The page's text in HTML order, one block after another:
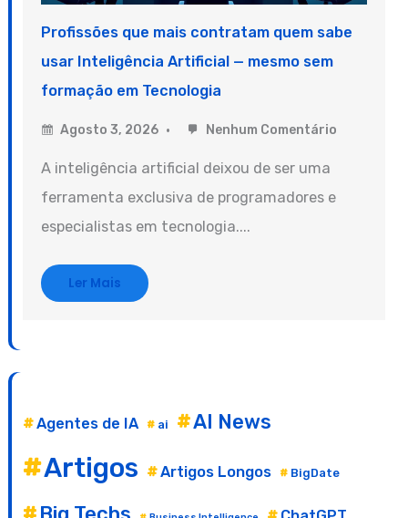
Profissões que mais contratam quem sabe
usar Inteligência Artificial — mesmo sem
formação em Tecnologia
Agosto 3, 2026 Nenhum Comentário
A inteligência artificial deixou de ser uma
ferramenta exclusiva de programadores e
especialistas em tecnologia....
Ler Mais
Agentes de IA ai AI News
Artigos Artigos Longos BigDate